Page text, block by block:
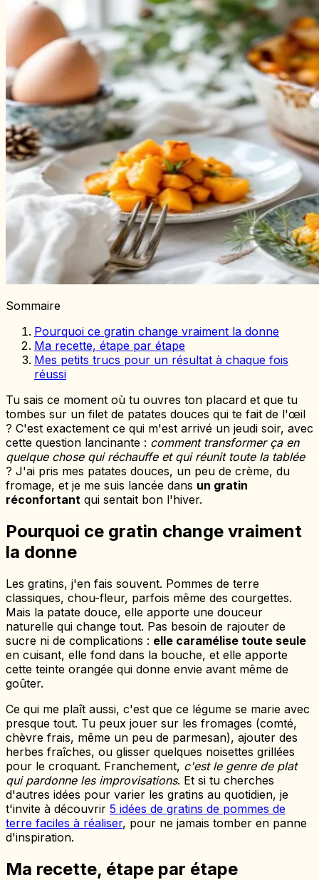
Sommaire
Pourquoi ce gratin change vraiment la donne
Ma recette, étape par étape
Mes petits trucs pour un résultat à chaque fois
réussi
Tu sais ce moment où tu ouvres ton placard et que tu
tombes sur un filet de patates douces qui te fait de l'œil
? C'est exactement ce qui m'est arrivé un jeudi soir, avec
cette question lancinante : comment transformer ça en
quelque chose qui réchauffe et qui réunit toute la tablée
? J'ai pris mes patates douces, un peu de crème, du
fromage, et je me suis lancée dans un gratin
réconfortant qui sentait bon l'hiver.
Pourquoi ce gratin change vraiment
la donne
Les gratins, j'en fais souvent. Pommes de terre
classiques, chou-fleur, parfois même des courgettes.
Mais la patate douce, elle apporte une douceur
naturelle qui change tout. Pas besoin de rajouter de
sucre ni de complications : elle caramélise toute seule
en cuisant, elle fond dans la bouche, et elle apporte
cette teinte orangée qui donne envie avant même de
goûter.
Ce qui me plaît aussi, c'est que ce légume se marie avec
presque tout. Tu peux jouer sur les fromages (comté,
chèvre frais, même un peu de parmesan), ajouter des
herbes fraîches, ou glisser quelques noisettes grillées
pour le croquant. Franchement, c'est le genre de plat
qui pardonne les improvisations. Et si tu cherches
d'autres idées pour varier les gratins au quotidien, je
t'invite à découvrir 5 idées de gratins de pommes de
terre faciles à réaliser, pour ne jamais tomber en panne
d'inspiration.
Ma recette, étape par étape